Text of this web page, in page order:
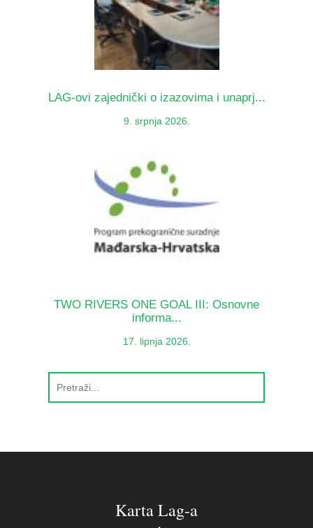
LAG-ovi zajednički o izazovima i unaprj...
9. srpnja 2026.
TWO RIVERS ONE GOAL III: Osnovne
informa...
17. lipnja 2026.
Karta Lag-a